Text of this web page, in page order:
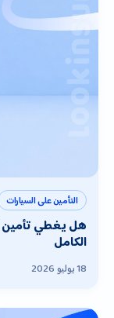
التأمين على السيارات
هل يغطي تأمين
الكامل
18 يوليو 2026